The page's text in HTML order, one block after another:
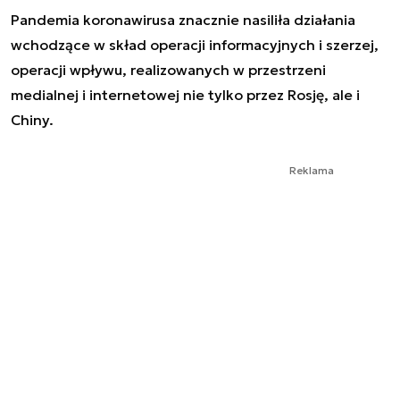
Pandemia koronawirusa znacznie nasiliła działania
wchodzące w skład operacji informacyjnych i szerzej,
operacji wpływu, realizowanych w przestrzeni
medialnej i internetowej nie tylko przez Rosję, ale i
Chiny.
Reklama